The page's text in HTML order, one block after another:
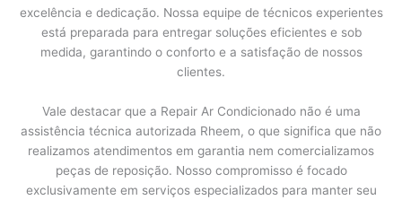
excelência e dedicação. Nossa equipe de técnicos experientes
está preparada para entregar soluções eficientes e sob
medida, garantindo o conforto e a satisfação de nossos
clientes.
Vale destacar que a Repair Ar Condicionado não é uma
assistência técnica autorizada Rheem, o que significa que não
realizamos atendimentos em garantia nem comercializamos
peças de reposição. Nosso compromisso é focado
exclusivamente em serviços especializados para manter seu